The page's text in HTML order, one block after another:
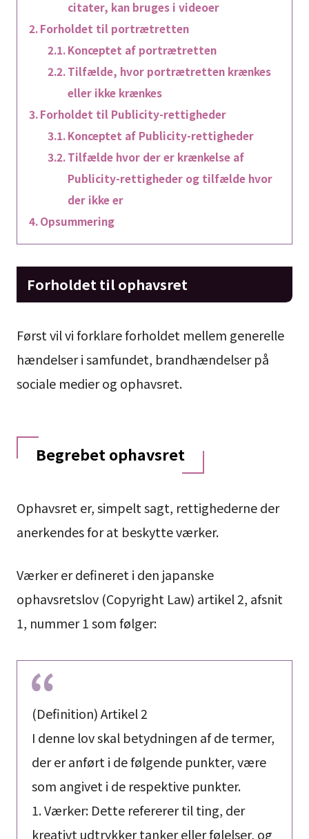
citater, kan bruges i videoer
Forholdet til portrætretten
Konceptet af portrætretten
Tilfælde, hvor portrætretten krænkes
eller ikke krænkes
Forholdet til Publicity-rettigheder
Konceptet af Publicity-rettigheder
Tilfælde hvor der er krænkelse af
Publicity-rettigheder og tilfælde hvor
der ikke er
Opsummering
Forholdet til ophavsret
Først vil vi forklare forholdet mellem generelle
hændelser i samfundet, brandhændelser på
sociale medier og ophavsret.
Begrebet ophavsret
Ophavsret er, simpelt sagt, rettighederne der
anerkendes for at beskytte værker.
Værker er defineret i den japanske
ophavsretslov (Copyright Law) artikel 2, afsnit
1, nummer 1 som følger:
(Definition) Artikel 2
I denne lov skal betydningen af de termer,
der er anført i de følgende punkter, være
som angivet i de respektive punkter.
1. Værker: Dette refererer til ting, der
kreativt udtrykker tanker eller følelser, og